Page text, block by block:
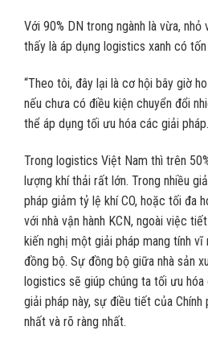
Với 90% DN trong ngành là vừa, nhỏ
thấy là áp dụng logistics xanh có
“Theo tôi, đây lại là cơ hội bây giờ
nếu chưa có điều kiện chuyển đổi
thể áp dụng tối ưu hóa các giải pháp.
Trong logistics Việt Nam thì trên
lượng khí thải rất lớn. Trong nhiều
pháp giảm tỷ lệ khí CO, hoặc tối đa
với nhà vận hành KCN, ngoài việc
kiến nghị một giải pháp mang tính
đồng bộ. Sự đồng bộ giữa nhà sản
logistics sẽ giúp chúng ta tối ưu
giải pháp này, sự điều tiết của Chính
nhất và rõ ràng nhất.